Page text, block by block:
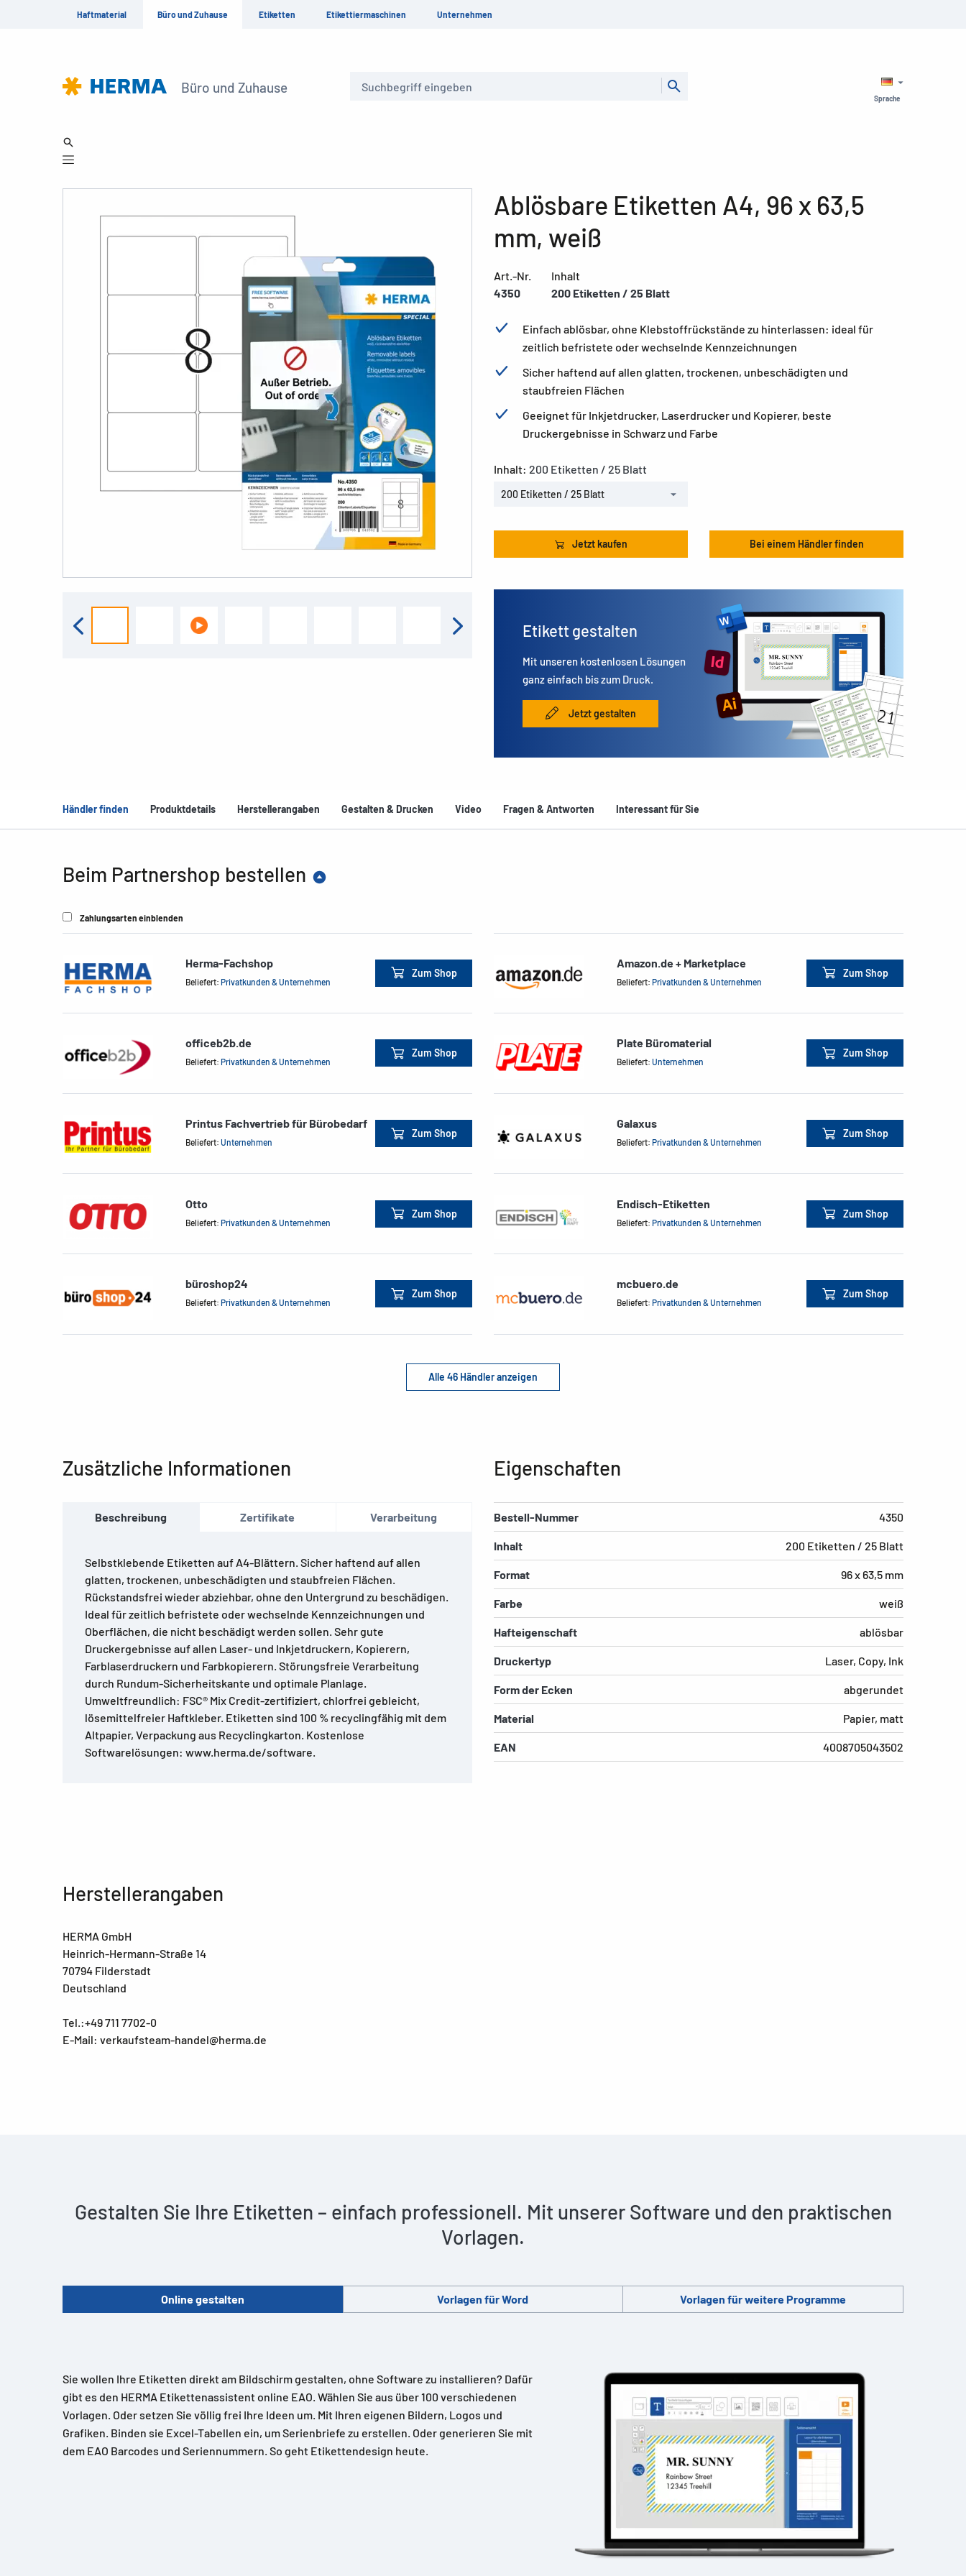
Haftmaterial Büro und Zuhause Etiketten Etikettiermaschinen Unternehmen
Büro und Zuhause
Sprache
Ablösbare Etiketten A4, 96 x 63,5
mm, weiß
Art.-Nr.
4350
Inhalt
200 Etiketten / 25 Blatt
Einfach ablösbar, ohne Klebstoffrückstände zu hinterlassen: ideal für
zeitlich befristete oder wechselnde Kennzeichnungen
Sicher haftend auf allen glatten, trockenen, unbeschädigten und
staubfreien Flächen
Geeignet für Inkjetdrucker, Laserdrucker und Kopierer, beste
Druckergebnisse in Schwarz und Farbe
Inhalt: 200 Etiketten / 25 Blatt
200 Etiketten / 25 Blatt
Jetzt kaufen Bei einem Händler finden
Etikett gestalten
Mit unseren kostenlosen Lösungen
ganz einfach bis zum Druck.
Jetzt gestalten
Händler finden Produktdetails Herstellerangaben Gestalten & Drucken Video Fragen & Antworten Interessant für Sie
Beim Partnershop bestellen
Zahlungsarten einblenden
Herma-Fachshop
Beliefert: Privatkunden & Unternehmen
Zum Shop
Amazon.de + Marketplace
Beliefert: Privatkunden & Unternehmen
Zum Shop
officeb2b.de
Beliefert: Privatkunden & Unternehmen
Zum Shop
Plate Büromaterial
Beliefert: Unternehmen
Zum Shop
Printus Fachvertrieb für Bürobedarf
Beliefert: Unternehmen
Zum Shop
Galaxus
Beliefert: Privatkunden & Unternehmen
Zum Shop
Otto
Beliefert: Privatkunden & Unternehmen
Zum Shop
Endisch-Etiketten
Beliefert: Privatkunden & Unternehmen
Zum Shop
büroshop24
Beliefert: Privatkunden & Unternehmen
Zum Shop
mcbuero.de
Beliefert: Privatkunden & Unternehmen
Zum Shop
Alle 46 Händler anzeigen
Zusätzliche Informationen
Beschreibung Zertifikate Verarbeitung
Selbstklebende Etiketten auf A4-Blättern. Sicher haftend auf allen
glatten, trockenen, unbeschädigten und staubfreien Flächen.
Rückstandsfrei wieder abziehbar, ohne den Untergrund zu beschädigen.
Ideal für zeitlich befristete oder wechselnde Kennzeichnungen und
Oberflächen, die nicht beschädigt werden sollen. Sehr gute
Druckergebnisse auf allen Laser- und Inkjetdruckern, Kopierern,
Farblaserdruckern und Farbkopierern. Störungsfreie Verarbeitung
durch Rundum-Sicherheitskante und optimale Planlage.
Umweltfreundlich: FSC® Mix Credit-zertifiziert, chlorfrei gebleicht,
lösemittelfreier Haftkleber. Etiketten sind 100 % recyclingfähig mit dem
Altpapier, Verpackung aus Recyclingkarton. Kostenlose
Softwarelösungen: www.herma.de/software.
Eigenschaften
Bestell-Nummer 4350
Inhalt 200 Etiketten / 25 Blatt
Format 96 x 63,5 mm
Farbe weiß
Hafteigenschaft ablösbar
Druckertyp Laser, Copy, Ink
Form der Ecken abgerundet
Material Papier, matt
EAN 4008705043502
Herstellerangaben
HERMA GmbH
Heinrich-Hermann-Straße 14
70794 Filderstadt
Deutschland
Tel.:+49 711 7702-0
E-Mail: verkaufsteam-handel@herma.de
Gestalten Sie Ihre Etiketten – einfach professionell. Mit unserer Software und den praktischen
Vorlagen.
Online gestalten Vorlagen für Word Vorlagen für weitere Programme
Sie wollen Ihre Etiketten direkt am Bildschirm gestalten, ohne Software zu installieren? Dafür
gibt es den HERMA Etikettenassistent online EAO. Wählen Sie aus über 100 verschiedenen
Vorlagen. Oder setzen Sie völlig frei Ihre Ideen um. Mit Ihren eigenen Bildern, Logos und
Grafiken. Binden sie Excel-Tabellen ein, um Serienbriefe zu erstellen. Oder generieren Sie mit
dem EAO Barcodes und Seriennummern. So geht Etikettendesign heute.